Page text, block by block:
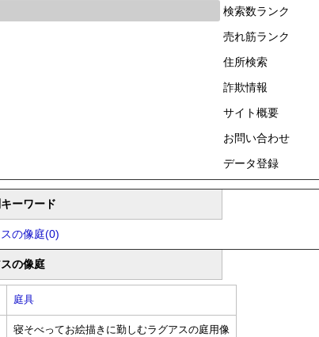
検索数ランク
売れ筋ランク
住所検索
詐欺情報
サイト概要
お問い合わせ
データ登録
ーワード
の像庭(0)
の像庭
庭具
寝そべってお絵描きに勤しむラグアスの庭用像